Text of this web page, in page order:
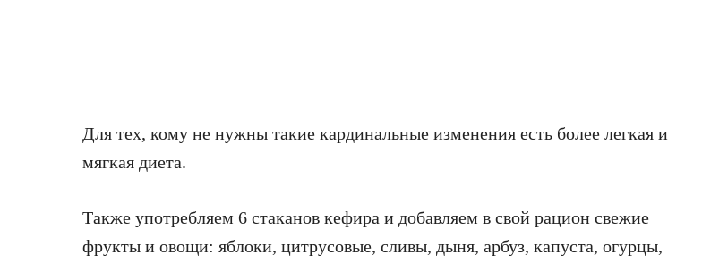
Для тех, кому не нужны такие кардинальные изменения есть более легкая и
мягкая диета.
Также употребляем 6 стаканов кефира и добавляем в свой рацион свежие
фрукты и овощи: яблоки, цитрусовые, сливы, дыня, арбуз, капуста, огурцы,